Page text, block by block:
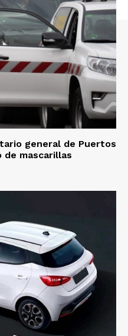
general de Puertos
mascarillas